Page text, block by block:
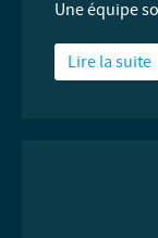
Une équipe
Lire la suite